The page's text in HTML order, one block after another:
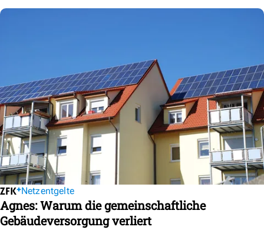
Netzentgelte
Agnes: Warum die gemeinschaftliche
Gebäudeversorgung verliert